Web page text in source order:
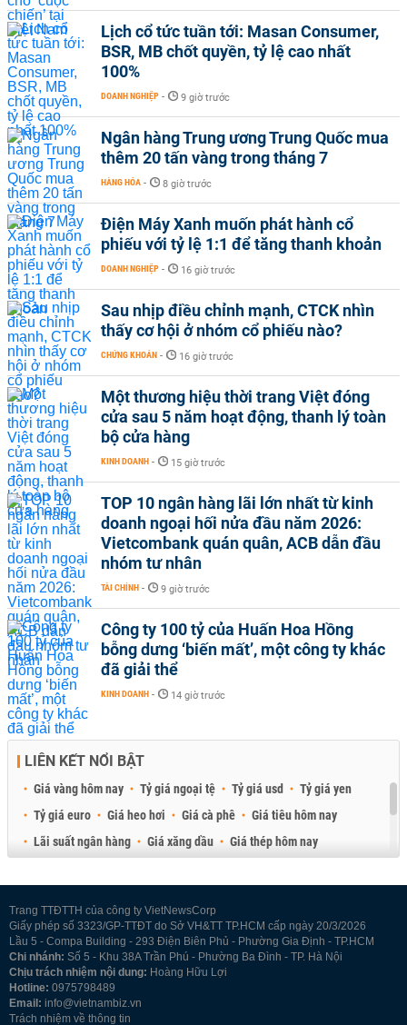
Lịch cổ tức tuần tới: Masan Consumer,
BSR, MB chốt quyền, tỷ lệ cao nhất
100%
DOANH NGHIỆP - 9 giờ trước
Ngân hàng Trung ương Trung Quốc mua
thêm 20 tấn vàng trong tháng 7
HÀNG HÓA - 8 giờ trước
Điện Máy Xanh muốn phát hành cổ
phiếu với tỷ lệ 1:1 để tăng thanh khoản
DOANH NGHIỆP - 16 giờ trước
Sau nhịp điều chỉnh mạnh, CTCK nhìn
thấy cơ hội ở nhóm cổ phiếu nào?
CHỨNG KHOÁN - 16 giờ trước
Một thương hiệu thời trang Việt đóng
cửa sau 5 năm hoạt động, thanh lý toàn
bộ cửa hàng
KINH DOANH - 15 giờ trước
TOP 10 ngân hàng lãi lớn nhất từ kinh
doanh ngoại hối nửa đầu năm 2026:
Vietcombank quán quân, ACB dẫn đầu
nhóm tư nhân
TÀI CHÍNH - 9 giờ trước
Công ty 100 tỷ của Huấn Hoa Hồng
bỗng dưng ‘biến mất’, một công ty khác
đã giải thể
KINH DOANH - 14 giờ trước
LIÊN KẾT NỔI BẬT
Giá vàng hôm nay Tỷ giá ngoại tệ Tỷ giá usd
Tỷ giá yen
Tỷ giá euro
Giá heo hơi Giá cà phê
Giá tiêu hôm nay
Lãi suất ngân hàng
Giá xăng dầu
Giá thép hôm nay
Trang TTĐTTH của công ty VietNewsCorp
Giấy phép số 3323/GP-TTĐT do Sở VH&TT TP.HCM cấp ngày 20/3/2026
Lầu 5 - Compa Building - 293 Điện Biên Phủ - Phường Gia Định - TP.HCM
Chi nhánh: Số 5 - Khu 38A Trần Phú - Phường Ba Đình - TP. Hà Nội
Chịu trách nhiệm nội dung: Hoàng Hữu Lợi
Hotline: 0975798489
Email: info@vietnambiz.vn
Trách nhiệm về thông tin